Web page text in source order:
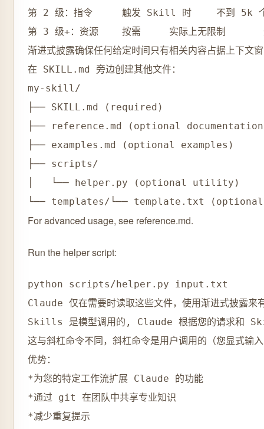
第 2 级：指令	触发 Skill 时	不到 5k 个令牌	包含指令和指导的 SKILL.md 主体
第 3 级+：资源	按需	实际上无限制	通过 bash 执行的捆绑文件，不将内容加载到上下文中
渐进式披露确保任何给定时间只有相关内容占据上下文
在 SKILL.md 旁边创建其他文件：
my-skill/
├── SKILL.md (required)
├── reference.md (optional
├── examples.md (optional examples)
├── scripts/
│   └── helper.py (optional utility)
For advanced usage, see reference.md.
Run the helper script:
Claude 仅在需要时读取这些文件，使用渐进式披露
Skills 是模型调用的, Claude 根据您的请求和
这与斜杠命令不同，斜杠命令是用户调用的（您显式
优势：
*为您的特定工作流扩展 Claude 的功能
*通过 git 在团队中共享专业知识
*减少重复提示